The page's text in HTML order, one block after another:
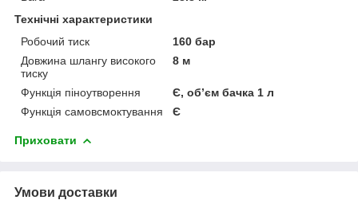
Технічні характеристики
Робочий тиск
160 бар
Довжина шлангу високого
тиску
8 м
Функція піноутворення
Є, об’єм бачка 1 л
Функція самовсмоктування
Є
Приховати
Умови доставки